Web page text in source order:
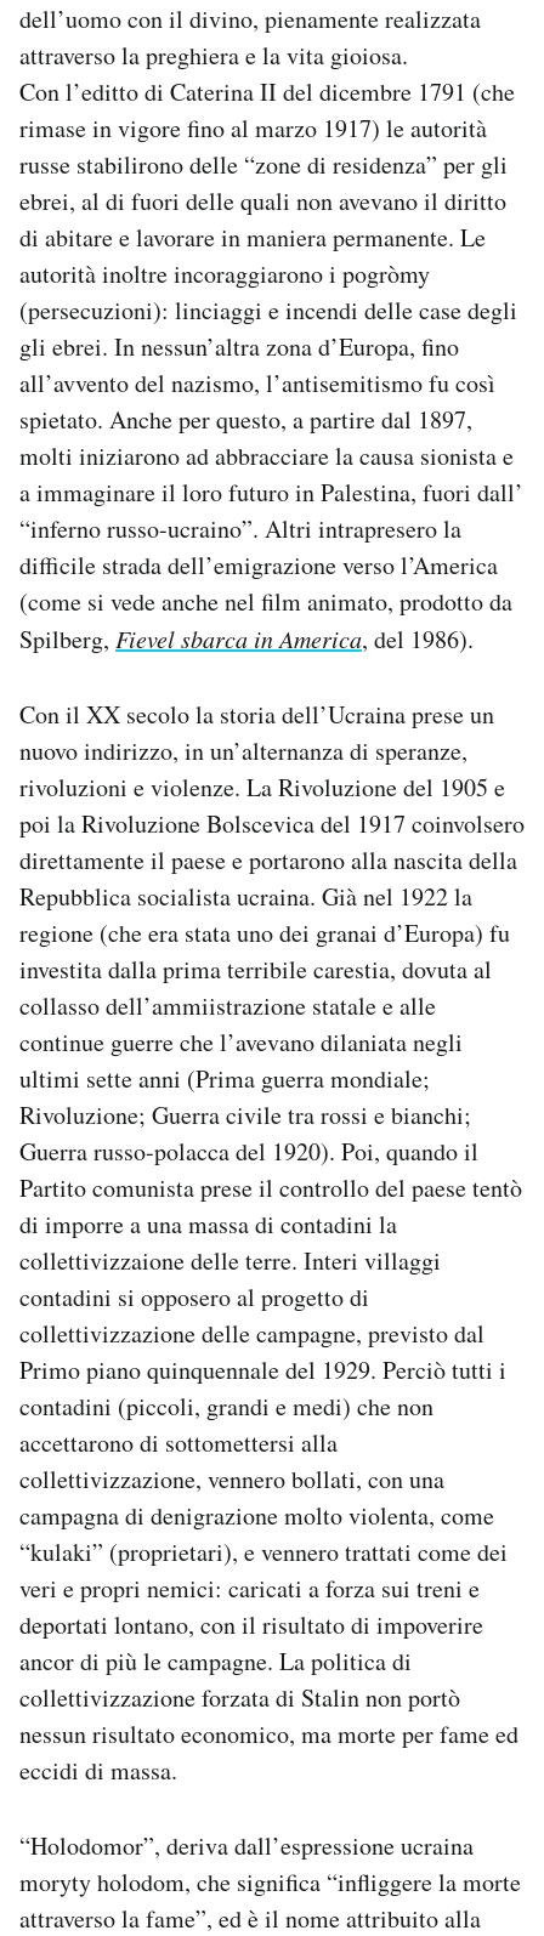
dell’uomo con il divino, pienamente realizzata
attraverso la preghiera e la vita gioiosa.
Con l’editto di Caterina II del dicembre 1791 (che
rimase in vigore fino al marzo 1917) le autorità
russe stabilirono delle “zone di residenza” per gli
ebrei, al di fuori delle quali non avevano il diritto
di abitare e lavorare in maniera permanente. Le
autorità inoltre incoraggiarono i pogròmy
(persecuzioni): linciaggi e incendi delle case degli
gli ebrei. In nessun’altra zona d’Europa, fino
all’avvento del nazismo, l’antisemitismo fu così
spietato. Anche per questo, a partire dal 1897,
molti iniziarono ad abbracciare la causa sionista e
a immaginare il loro futuro in Palestina, fuori dall’
“inferno russo-ucraino”. Altri intrapresero la
difficile strada dell’emigrazione verso l’America
(come si vede anche nel film animato, prodotto da
Spilberg, Fievel sbarca in America, del 1986).
Con il XX secolo la storia dell’Ucraina prese un
nuovo indirizzo, in un’alternanza di speranze,
rivoluzioni e violenze. La Rivoluzione del 1905 e
poi la Rivoluzione Bolscevica del 1917 coinvolsero
direttamente il paese e portarono alla nascita della
Repubblica socialista ucraina. Già nel 1922 la
regione (che era stata uno dei granai d’Europa) fu
investita dalla prima terribile carestia, dovuta al
collasso dell’ammiistrazione statale e alle
continue guerre che l’avevano dilaniata negli
ultimi sette anni (Prima guerra mondiale;
Rivoluzione; Guerra civile tra rossi e bianchi;
Guerra russo-polacca del 1920). Poi, quando il
Partito comunista prese il controllo del paese tentò
di imporre a una massa di contadini la
collettivizzaione delle terre. Interi villaggi
contadini si opposero al progetto di
collettivizzazione delle campagne, previsto dal
Primo piano quinquennale del 1929. Perciò tutti i
contadini (piccoli, grandi e medi) che non
accettarono di sottomettersi alla
collettivizzazione, vennero bollati, con una
campagna di denigrazione molto violenta, come
“kulaki” (proprietari), e vennero trattati come dei
veri e propri nemici: caricati a forza sui treni e
deportati lontano, con il risultato di impoverire
ancor di più le campagne. La politica di
collettivizzazione forzata di Stalin non portò
nessun risultato economico, ma morte per fame ed
eccidi di massa.
“Holodomor”, deriva dall’espressione ucraina
moryty holodom, che significa “infliggere la morte
attraverso la fame”, ed è il nome attribuito alla